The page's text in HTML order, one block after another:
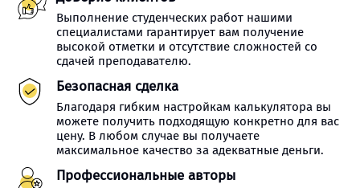
Выполнение студенческих работ нашими
специалистами гарантирует вам получение
высокой отметки и отсутствие сложностей со
сдачей преподавателю.
Безопасная сделка
Благодаря гибким настройкам калькулятора вы
можете получить подходящую конкретно для вас
цену. В любом случае вы получаете
максимальное качество за адекватные деньги.
Профессиональные авторы